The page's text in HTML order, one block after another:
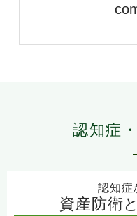
認知症
認知症
資産防衛